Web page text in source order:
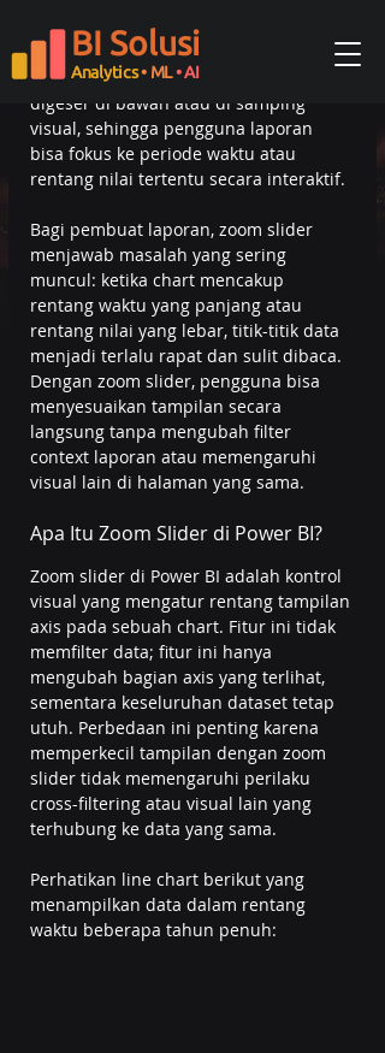
BI Solusi
Analytics• ML• AI
axis chart tanpa harus menggunakan
filter atau mengubah data yang ada.
Fitur ini muncul sebagai bar yang bisa
digeser di bawah atau di samping
visual, sehingga pengguna laporan
bisa fokus ke periode waktu atau
rentang nilai tertentu secara interaktif.
Bagi pembuat laporan, zoom slider
menjawab masalah yang sering
muncul: ketika chart mencakup
rentang waktu yang panjang atau
rentang nilai yang lebar, titik-titik data
menjadi terlalu rapat dan sulit dibaca.
Dengan zoom slider, pengguna bisa
menyesuaikan tampilan secara
langsung tanpa mengubah filter
context laporan atau memengaruhi
visual lain di halaman yang sama.
Apa Itu Zoom Slider di Power BI?
Zoom slider di Power BI adalah kontrol
visual yang mengatur rentang tampilan
axis pada sebuah chart. Fitur ini tidak
memfilter data; fitur ini hanya
mengubah bagian axis yang terlihat,
sementara keseluruhan dataset tetap
utuh. Perbedaan ini penting karena
memperkecil tampilan dengan zoom
slider tidak memengaruhi perilaku
cross-filtering atau visual lain yang
terhubung ke data yang sama.
Perhatikan line chart berikut yang
menampilkan data dalam rentang
waktu beberapa tahun penuh: